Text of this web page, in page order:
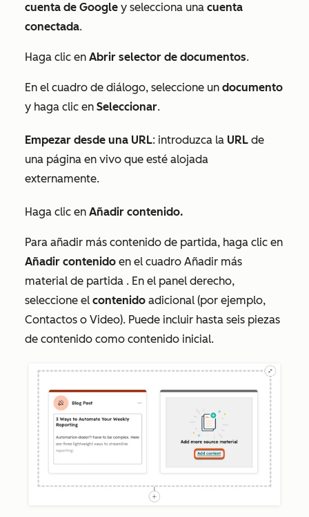
cuenta de Google y selecciona una cuenta
conectada.
Haga clic en Abrir selector de documentos.
En el cuadro de diálogo, seleccione un documento
y haga clic en Seleccionar.
Empezar desde una URL: introduzca la URL de
una página en vivo que esté alojada
externamente.
Haga clic en Añadir contenido.
Para añadir más contenido de partida, haga clic en
Añadir contenido en el cuadro Añadir más
material de partida . En el panel derecho,
seleccione el contenido adicional (por ejemplo,
Contactos o Video). Puede incluir hasta seis piezas
de contenido como contenido inicial.